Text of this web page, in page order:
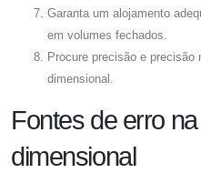
Garanta um alojamento
em volumes fechados.
Procure precisão e
dimensional.
Fontes de erro
dimensional